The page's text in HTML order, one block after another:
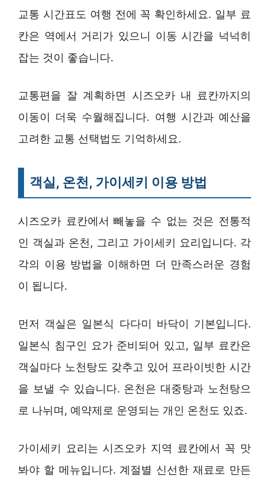
교통 시간표도 여행 전에 꼭 확인하세요. 일부 료
칸은 역에서 거리가 있으니 이동 시간을 넉넉히
잡는 것이 좋습니다.
교통편을 잘 계획하면 시즈오카 내 료칸까지의
이동이 더욱 수월해집니다. 여행 시간과 예산을
고려한 교통 선택법도 기억하세요.
객실, 온천, 가이세키 이용 방법
시즈오카 료칸에서 빼놓을 수 없는 것은 전통적
인 객실과 온천, 그리고 가이세키 요리입니다. 각
각의 이용 방법을 이해하면 더 만족스러운 경험
이 됩니다.
먼저 객실은 일본식 다다미 바닥이 기본입니다.
일본식 침구인 요가 준비되어 있고, 일부 료칸은
객실마다 노천탕도 갖추고 있어 프라이빗한 시간
을 보낼 수 있습니다. 온천은 대중탕과 노천탕으
로 나뉘며, 예약제로 운영되는 개인 온천도 있죠.
가이세키 요리는 시즈오카 지역 료칸에서 꼭 맛
봐야 할 메뉴입니다. 계절별 신선한 재료로 만든